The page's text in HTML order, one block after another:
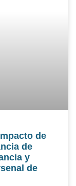
de
de
y
de